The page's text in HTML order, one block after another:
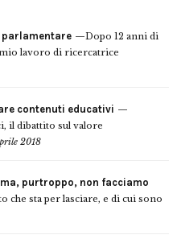
Dopo 12 anni di
lavoro di ricercatrice
contenuti educativi
il dibattito sul valore
2018
purtroppo, non facciamo
che sta per lasciare, e di cui sono